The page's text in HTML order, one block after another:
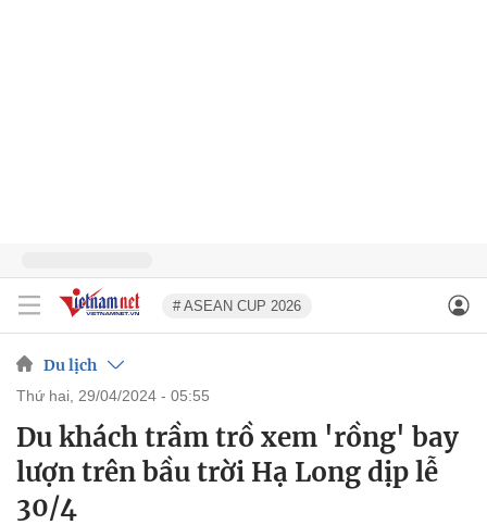
# ASEAN CUP 2026
Du lịch
thứ hai, 29/04/2024 - 05:55
Du khách trầm trồ xem 'rồng' bay
lượn trên bầu trời Hạ Long dịp lễ
30/4